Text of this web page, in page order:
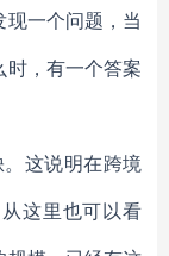
一个问题，当
，有一个答案
这说明在跨境
这里也可以看